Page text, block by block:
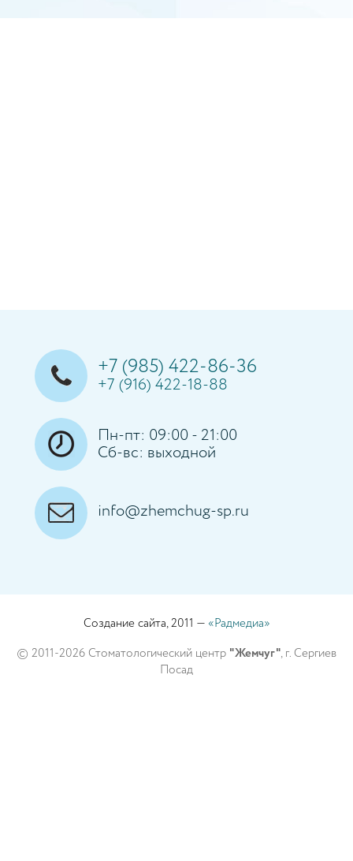
+7 (985) 422-86-36
+7 (916) 422-18-88
Пн-пт: 09:00 - 21:00
Сб-вс: выходной
info@zhemchug-sp.ru
Создание сайта, 2011 — «Радмедиа»
© 2011-2026 Стоматологический центр "Жемчуг", г. Сергиев
Посад